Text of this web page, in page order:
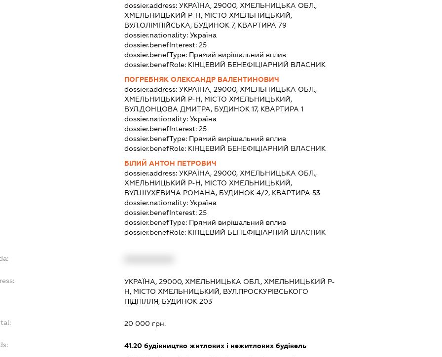
dossier.address: УКРАЇНА, 29000, ХМЕЛЬНИЦЬКА ОБЛ.,
ХМЕЛЬНИЦЬКИЙ Р-Н, МІСТО ХМЕЛЬНИЦЬКИЙ,
ВУЛ.ОЛІМПІЙСЬКА, БУДИНОК 7, КВАРТИРА 79
dossier.nationality: Україна
dossier.benefInterest: 25
dossier.benefType: Прямий вирішальний вплив
dossier.benefRole: КІНЦЕВИЙ БЕНЕФІЦІАРНИЙ ВЛАСНИК
ПОГРЕБНЯК ОЛЕКСАНДР ВАЛЕНТИНОВИЧ
dossier.address: УКРАЇНА, 29000, ХМЕЛЬНИЦЬКА ОБЛ.,
ХМЕЛЬНИЦЬКИЙ Р-Н, МІСТО ХМЕЛЬНИЦЬКИЙ,
ВУЛ.ДОНЦОВА ДМИТРА, БУДИНОК 17, КВАРТИРА 1
dossier.nationality: Україна
dossier.benefInterest: 25
dossier.benefType: Прямий вирішальний вплив
dossier.benefRole: КІНЦЕВИЙ БЕНЕФІЦІАРНИЙ ВЛАСНИК
БІЛИЙ АНТОН ПЕТРОВИЧ
dossier.address: УКРАЇНА, 29000, ХМЕЛЬНИЦЬКА ОБЛ.,
ХМЕЛЬНИЦЬКИЙ Р-Н, МІСТО ХМЕЛЬНИЦЬКИЙ,
ВУЛ.ШУХЕВИЧА РОМАНА, БУДИНОК 4/2, КВАРТИРА 53
dossier.nationality: Україна
dossier.benefInterest: 25
dossier.benefType: Прямий вирішальний вплив
dossier.benefRole: КІНЦЕВИЙ БЕНЕФІЦІАРНИЙ ВЛАСНИК
УКРАЇНА, 29000, ХМЕЛЬНИЦЬКА ОБЛ., ХМЕЛЬНИЦЬКИЙ Р-
Н, МІСТО ХМЕЛЬНИЦЬКИЙ, ВУЛ.ПРОСКУРІВСЬКОГО
ПІДПІЛЛЯ, БУДИНОК 203
20 000 грн.
41.20будівництво житлових і нежитлових будівель